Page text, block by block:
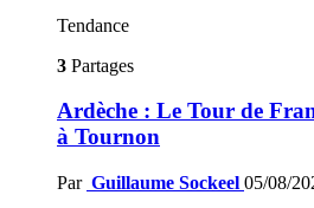
Tendance
3 Partages
Ardèche : Le Tour de
à Tournon
Par Guillaume Sockeel 05/08/